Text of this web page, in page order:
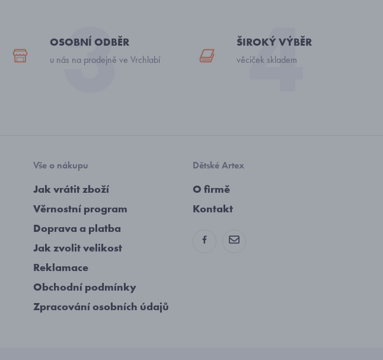
OSOBNÍ ODBĚR
u nás na prodejně ve Vrchlabí
ŠIROKÝ VÝBĚR
věciček skladem
Vše o nákupu
Jak vrátit zboží
Věrnostní program
Doprava a platba
Jak zvolit velikost
Reklamace
Obchodní podmínky
Zpracování osobních údajů
Dětské Artex
O firmě
Kontakt